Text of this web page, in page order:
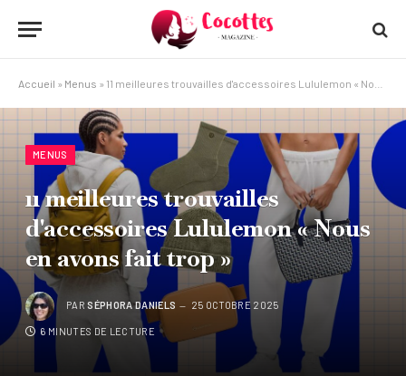
Accueil » Menus » 11 meilleures trouvailles d'accessoires Lululemon « Nous en avons fait trop »
MENUS
11 meilleures trouvailles
d'accessoires Lululemon « Nous
en avons fait trop »
PAR SÉPHORA DANIELS 25 OCTOBRE 2025
6 MINUTES DE LECTURE